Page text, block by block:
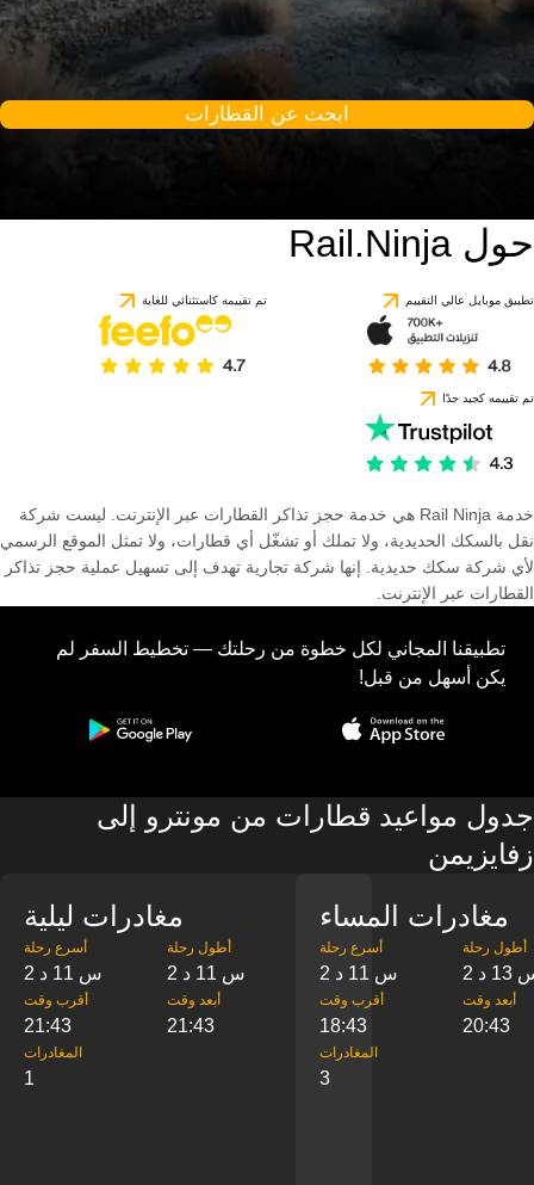
ابحث عن القطارات
حول Rail.Ninja
تطبيق موبايل عالي التقييم تم تقييمه كاستثنائي للغاية
تم تقييمه كجيد جدًا
خدمة Rail Ninja هي خدمة حجز تذاكر القطارات عبر الإنترنت. ليست شركة
نقل بالسكك الحديدية، ولا تملك أو تشغّل أي قطارات، ولا تمثل الموقع الرسمي
لأي شركة سكك حديدية. إنها شركة تجارية تهدف إلى تسهيل عملية حجز تذاكر
القطارات عبر الإنترنت.
تطبيقنا المجاني لكل خطوة من رحلتك — تخطيط السفر لم
يكن أسهل من قبل!
جدول مواعيد قطارات من مونترو إلى
زفايزيمن
مغادرات ليلية
‎أسرع رحلة
2 س 11 د
‎أطول رحلة
2 س 11 د
‎أقرب وقت
21:43
‎أبعد وقت
21:43
‎المغادرات
1
مغادرات المساء
‎أسرع رحلة
2 س 11 د
‎أطول رحلة
13 د
‎أقرب وقت
18:43
‎أبعد وقت
20:43
‎المغادرات
3